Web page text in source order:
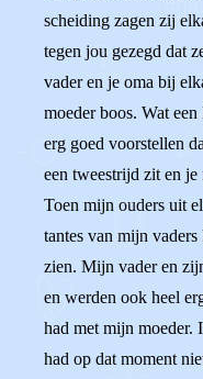
scheiding zagen zij
tegen jou gezegd dat
vader en je oma bij
moeder boos. Wat
erg goed voorstellen
een tweestrijd zit en
Toen mijn ouders uit
tantes van mijn
zien. Mijn vader en
en werden ook heel
had met mijn moeder.
had op dat moment